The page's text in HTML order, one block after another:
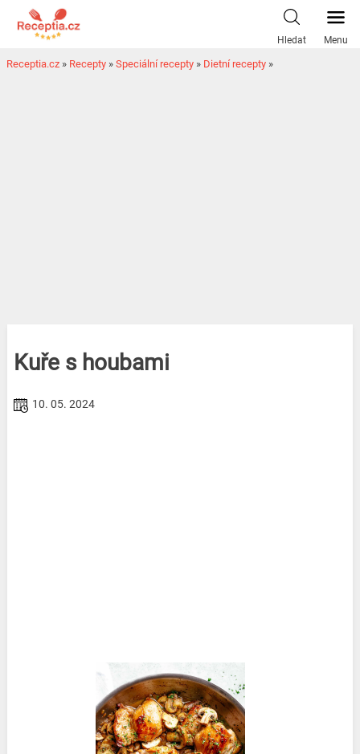
Hledat Menu
Receptia.cz » Recepty » Speciální recepty » Dietní recepty »
Kuře s houbami
10. 05. 2024